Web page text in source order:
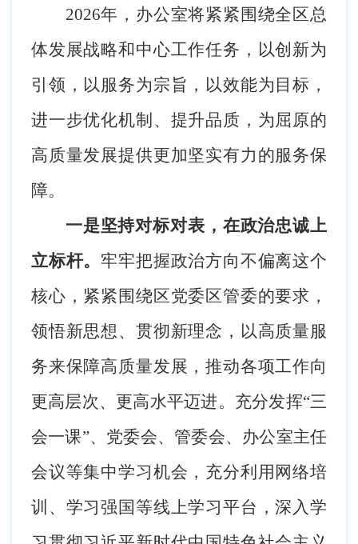
2026年，办公室将紧紧围绕全区总
体发展战略和中心工作任务，以创新为
引领，以服务为宗旨，以效能为目标，
进一步优化机制、提升品质，为屈原的
高质量发展提供更加坚实有力的服务保
障。
一是坚持对标对表，在政治忠诚上
立标杆。牢牢把握政治方向不偏离这个
核心，紧紧围绕区党委区管委的要求，
领悟新思想、贯彻新理念，以高质量服
务来保障高质量发展，推动各项工作向
更高层次、更高水平迈进。充分发挥“三
会一课”、党委会、管委会、办公室主任
会议等集中学习机会，充分利用网络培
训、学习强国等线上学习平台，深入学